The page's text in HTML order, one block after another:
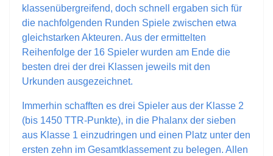
klassenübergreifend, doch schnell ergaben sich für
die nachfolgenden Runden Spiele zwischen etwa
gleichstarken Akteuren. Aus der ermittelten
Reihenfolge der 16 Spieler wurden am Ende die
besten drei der drei Klassen jeweils mit den
Urkunden ausgezeichnet.
Immerhin schafften es drei Spieler aus der Klasse 2
(bis 1450 TTR-Punkte), in die Phalanx der sieben
aus Klasse 1 einzudringen und einen Platz unter den
ersten zehn im Gesamtklassement zu belegen. Allen